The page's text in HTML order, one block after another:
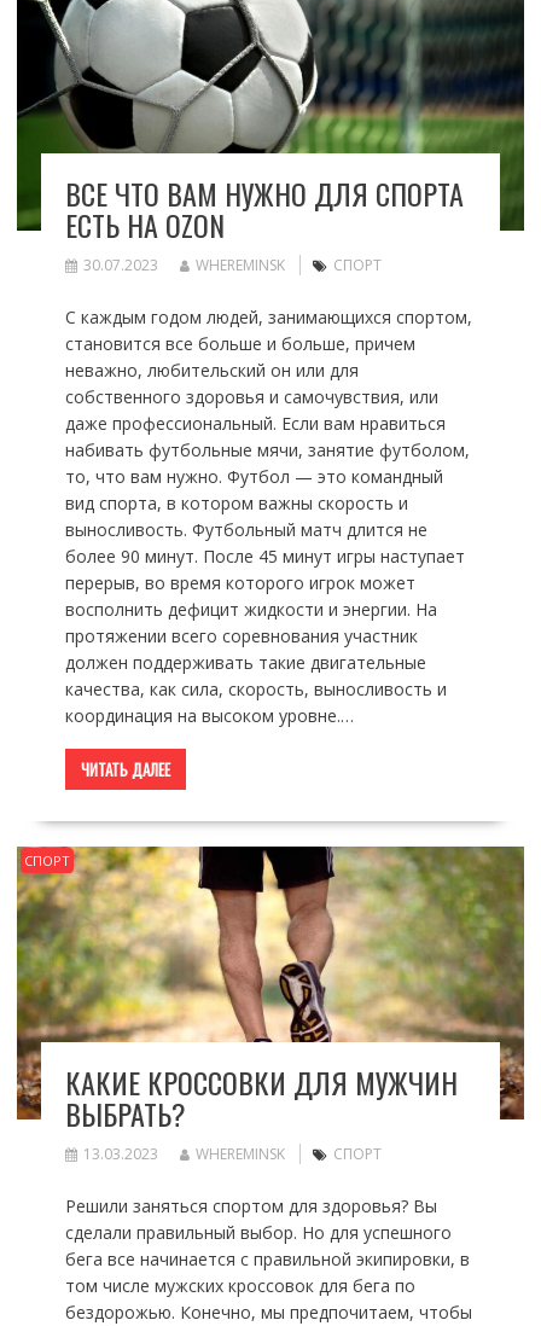
ВСЕ ЧТО ВАМ НУЖНО ДЛЯ СПОРТА
ЕСТЬ НА OZON
30.07.2023 WHEREMINSK СПОРТ
С каждым годом людей, занимающихся спортом,
становится все больше и больше, причем
неважно, любительский он или для
собственного здоровья и самочувствия, или
даже профессиональный. Если вам нравиться
набивать футбольные мячи, занятие футболом,
то, что вам нужно. Футбол — это командный
вид спорта, в котором важны скорость и
выносливость. Футбольный матч длится не
более 90 минут. После 45 минут игры наступает
перерыв, во время которого игрок может
восполнить дефицит жидкости и энергии. На
протяжении всего соревнования участник
должен поддерживать такие двигательные
качества, как сила, скорость, выносливость и
координация на высоком уровне.…
ЧИТАТЬ ДАЛЕЕ
СПОРТ
КАКИЕ КРОССОВКИ ДЛЯ МУЖЧИН
ВЫБРАТЬ?
13.03.2023 WHEREMINSK СПОРТ
Решили заняться спортом для здоровья? Вы
сделали правильный выбор. Но для успешного
бега все начинается с правильной экипировки, в
том числе мужских кроссовок для бега по
бездорожью. Конечно, мы предпочитаем, чтобы